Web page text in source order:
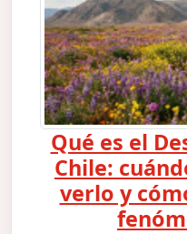
Qué es el
Chile:
verlo y